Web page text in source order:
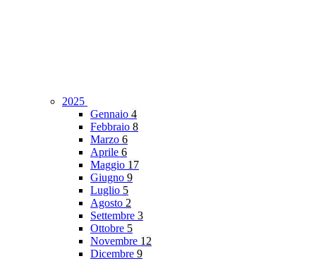
2025
Gennaio 4
Febbraio 8
Marzo 6
Aprile 6
Maggio 17
Giugno 9
Luglio 5
Agosto 2
Settembre 3
Ottobre 5
Novembre 12
Dicembre 9